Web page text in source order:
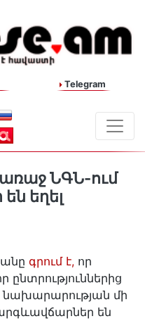
Telegram
առաջ ՆԳՆ-ում
եղել
գրում է, որ
ընտրություններից
նախարարության մի
են